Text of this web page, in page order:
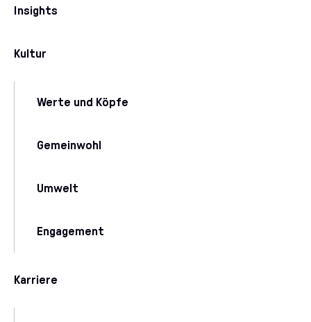
Insights
Kultur
Werte und Köpfe
Gemeinwohl
Umwelt
Engagement
Karriere